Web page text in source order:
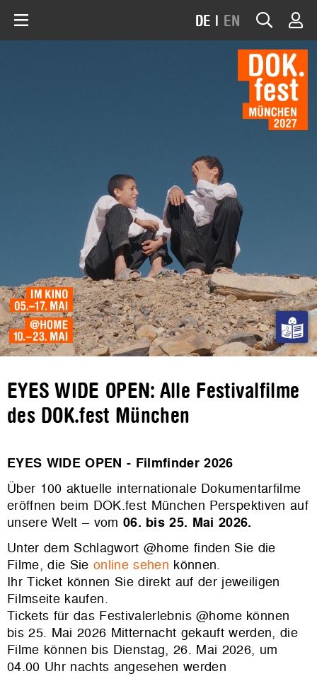
DE | EN
EYES WIDE OPEN: Alle Festivalfilme
des DOK.fest München
EYES WIDE OPEN - Filmfinder 2026
Über 100 aktuelle internationale Dokumentarfilme
eröffnen beim DOK.fest München Perspektiven auf
unsere Welt – vom 06. bis 25. Mai 2026.
Unter dem Schlagwort @home finden Sie die
Filme, die Sie online sehen können.
Ihr Ticket können Sie direkt auf der jeweiligen
Filmseite kaufen.
Tickets für das Festivalerlebnis @home können
bis 25. Mai 2026 Mitternacht gekauft werden, die
Filme können bis Dienstag, 26. Mai 2026, um
04.00 Uhr nachts angesehen werden